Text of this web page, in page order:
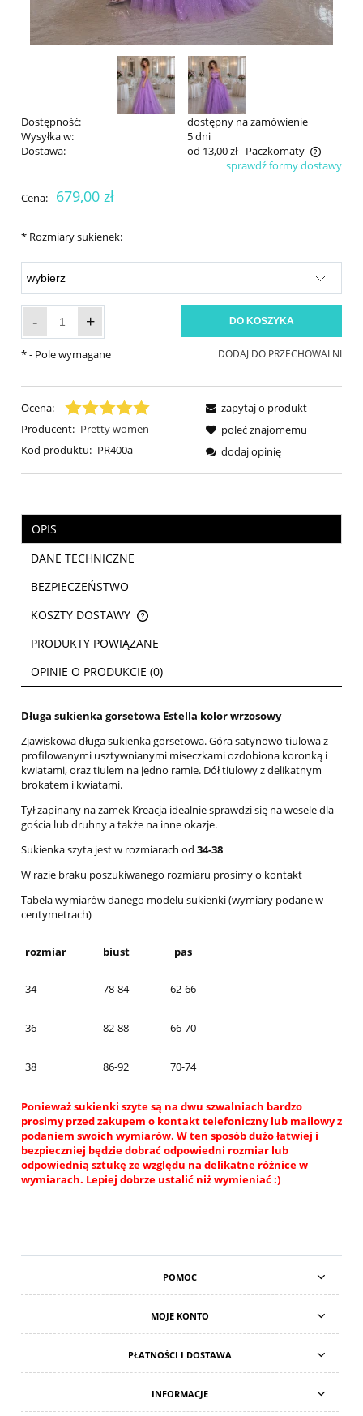
Dostępność:
dostępny na zamówienie
Wysyłka w:
5 dni
Dostawa:
od 13,00 zł- Paczkomaty
Cena nie zawiera ewentualnych kosztów płatnościsprawdź formy dostawy
Cena: 679,00 zł
* Rozmiary sukienek:
- + DO KOSZYKA
DODAJ DO PRZECHOWALNI
*- Pole wymagane
Ocena:
Producent: Pretty women
Kod produktu: PR400a
zapytaj o produkt
poleć znajomemu
dodaj opinię
OPIS
DANE TECHNICZNE
BEZPIECZEŃSTWO
KOSZTY DOSTAWY
CENA NIE ZAWIERA EWENTUALNYCH KOSZTÓW PŁATNOŚCI
PRODUKTY POWIĄZANE
OPINIE O PRODUKCIE (0)
Długa sukienka gorsetowa Estella kolor wrzosowy
Zjawiskowa długa sukienka gorsetowa. Góra satynowo tiulowa z
profilowanymi usztywnianymi miseczkami ozdobiona koronką i
kwiatami, oraz tiulem na jedno ramie. Dół tiulowy z delikatnym
brokatem i kwiatami.
Tył zapinany na zamek Kreacja idealnie sprawdzi się na wesele dla
gościa lub druhny a także na inne okazje.
Sukienka szyta jest w rozmiarach od 34-38
W razie braku poszukiwanego rozmiaru prosimy o kontakt
Tabela wymiarów danego modelu sukienki (wymiary podane w
centymetrach)
rozmiar biust pas
34 78-84 62-66
36 82-88 66-70
38 86-92 70-74
Ponieważ sukienki szyte są na dwu szwalniach bardzo
prosimy przed zakupem o kontakt telefoniczny lub mailowy z
podaniem swoich wymiarów. W ten sposób dużo łatwiej i
bezpieczniej będzie dobrać odpowiedni rozmiar lub
odpowiednią sztukę ze względu na delikatne różnice w
wymiarach. Lepiej dobrze ustalić niż wymieniać :)
POMOC
MOJE KONTO
PŁATNOŚCI I DOSTAWA
INFORMACJE